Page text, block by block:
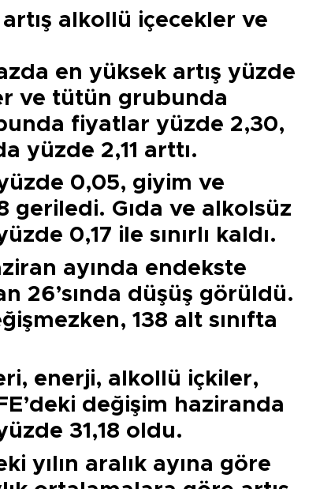
alkollü içecekler ve
en yüksek artış yüzde
ve tütün grubunda
fiyatlar yüzde 2,30,
yüzde 2,11 arttı.
0,05, giyim ve
geriledi. Gıda ve alkolsüz
0,17 ile sınırlı kaldı.
ayında endekste
26’sında düşüş görüldü.
138 alt sınıfta
enerji, alkollü içkiler,
değişim haziranda
31,18 oldu.
yılın aralık ayına göre